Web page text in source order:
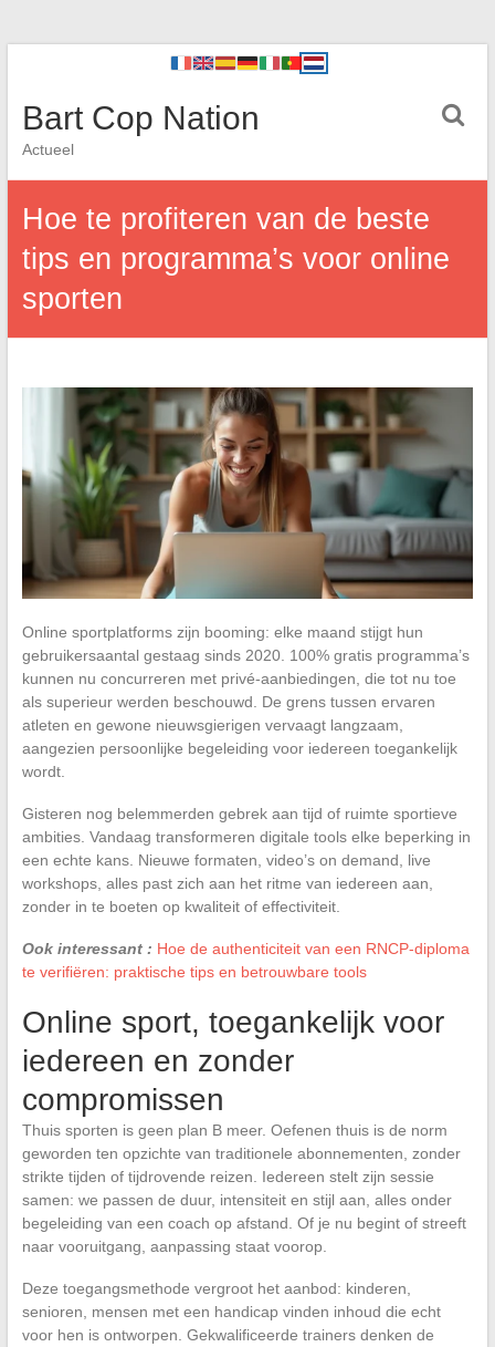
Bart Cop Nation
Actueel
Hoe te profiteren van de beste
tips en programma’s voor online
sporten
Online sportplatforms zijn booming: elke maand stijgt hun
gebruikersaantal gestaag sinds 2020. 100% gratis programma’s
kunnen nu concurreren met privé-aanbiedingen, die tot nu toe
als superieur werden beschouwd. De grens tussen ervaren
atleten en gewone nieuwsgierigen vervaagt langzaam,
aangezien persoonlijke begeleiding voor iedereen toegankelijk
wordt.
Gisteren nog belemmerden gebrek aan tijd of ruimte sportieve
ambities. Vandaag transformeren digitale tools elke beperking in
een echte kans. Nieuwe formaten, video’s on demand, live
workshops, alles past zich aan het ritme van iedereen aan,
zonder in te boeten op kwaliteit of effectiviteit.
Ook interessant : Hoe de authenticiteit van een RNCP-diploma
te verifiëren: praktische tips en betrouwbare tools
Online sport, toegankelijk voor
iedereen en zonder
compromissen
Thuis sporten is geen plan B meer. Oefenen thuis is de norm
geworden ten opzichte van traditionele abonnementen, zonder
strikte tijden of tijdrovende reizen. Iedereen stelt zijn sessie
samen: we passen de duur, intensiteit en stijl aan, alles onder
begeleiding van een coach op afstand. Of je nu begint of streeft
naar vooruitgang, aanpassing staat voorop.
Deze toegangsmethode vergroot het aanbod: kinderen,
senioren, mensen met een handicap vinden inhoud die echt
voor hen is ontworpen. Gekwalificeerde trainers denken de